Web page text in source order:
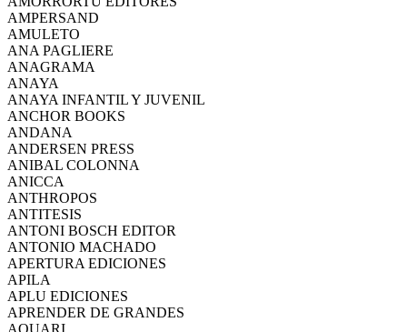
AMPERSAND
AMULETO
ANA PAGLIERE
ANAGRAMA
ANAYA
ANAYA INFANTIL Y JUVENIL
ANCHOR BOOKS
ANDANA
ANDERSEN PRESS
ANIBAL COLONNA
ANICCA
ANTHROPOS
ANTITESIS
ANTONI BOSCH EDITOR
ANTONIO MACHADO
APERTURA EDICIONES
APILA
APLU EDICIONES
APRENDER DE GRANDES
AQUARI